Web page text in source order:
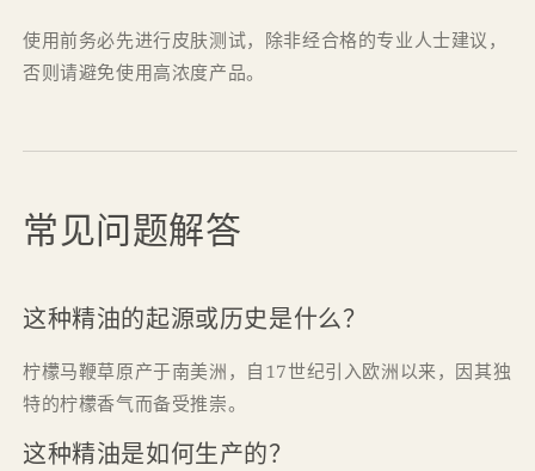
使用前务必先进行皮肤测试，除非经合格的专业人士建议，
否则请避免使用高浓度产品。
常见问题解答
这种精油的起源或历史是什么？
柠檬马鞭草原产于南美洲，自17世纪引入欧洲以来，因其独
特的柠檬香气而备受推崇。
这种精油是如何生产的？